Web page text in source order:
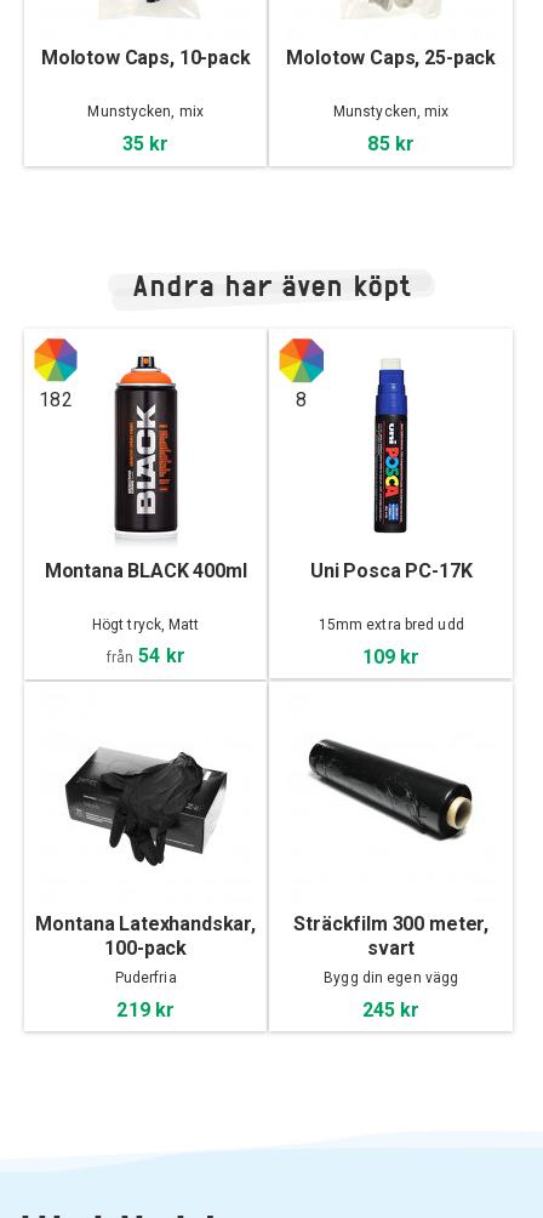
Molotow Caps, 10-pack
Munstycken, mix
35 kr
Molotow Caps, 25-pack
Munstycken, mix
85 kr
Andra har även köpt
182
Montana BLACK 400ml
Högt tryck, Matt
från 54 kr
8
Uni Posca PC-17K
15mm extra bred udd
109 kr
Montana Latexhandskar,
100-pack
Puderfria
219 kr
Sträckfilm 300 meter,
svart
Bygg din egen vägg
245 kr